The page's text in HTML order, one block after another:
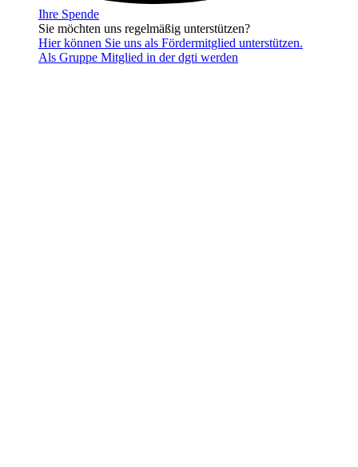
Ihre Spende
Sie möchten uns regelmäßig unterstützen?
Hier können Sie uns als Fördermitglied unterstützen.
Als Gruppe Mitglied in der dgti werden